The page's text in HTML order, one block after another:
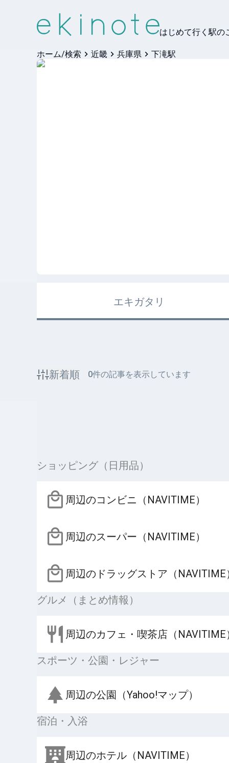
はじめて行く駅の
ホーム/検索 近畿 兵庫県 下滝駅
エキガタリ
新着順 0件の記事を表示しています
ショッピング（日用品）
周辺のコンビニ（NAVITIME）
周辺のスーパー（NAVITIME）
周辺のドラッグストア（NAVITIME
グルメ（まとめ情報）
周辺のカフェ・喫茶店（NAVITIME
スポーツ・公園・レジャー
周辺の公園（Yahoo!マップ）
宿泊・入浴
周辺のホテル（NAVITIME）